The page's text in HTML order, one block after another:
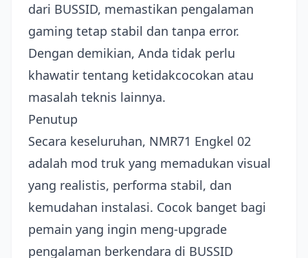
dari BUSSID, memastikan pengalaman
gaming tetap stabil dan tanpa error.
Dengan demikian, Anda tidak perlu
khawatir tentang ketidakcocokan atau
masalah teknis lainnya.
Penutup
Secara keseluruhan, NMR71 Engkel 02
adalah mod truk yang memadukan visual
yang realistis, performa stabil, dan
kemudahan instalasi. Cocok banget bagi
pemain yang ingin meng-upgrade
pengalaman berkendara di BUSSID